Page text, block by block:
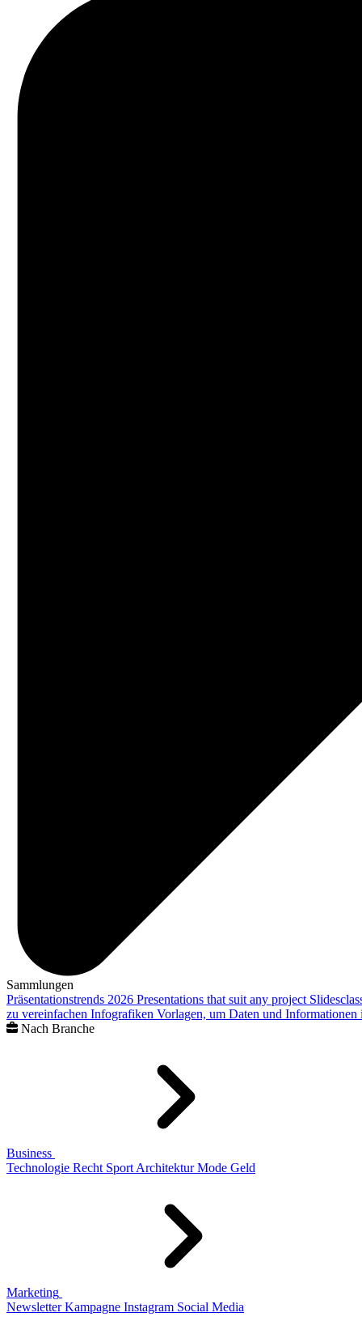
Sammlungen
Präsentationstrends 2026 Presentations that suit any project
zu vereinfachen Infografiken Vorlagen, um Daten und
Nach Branche
Business
Technologie Recht Sport Architektur Mode Geld
Marketing
Newsletter Kampagne Instagram Social Media